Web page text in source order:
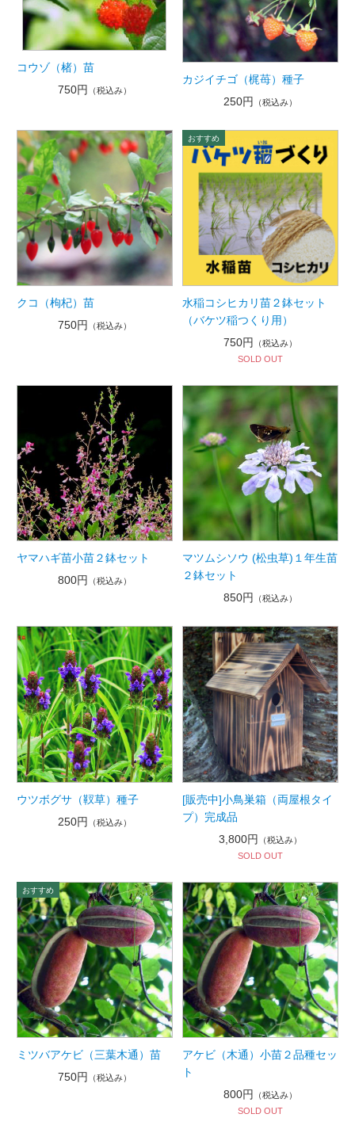
コウゾ（楮）苗
750円
（税込み）
カジイチゴ（梶苺）種子
250円
（税込み）
クコ（枸杞）苗
750円
（税込み）
水稲コシヒカリ苗２鉢セット
（バケツ稲つくり用）
750円
（税込み）
SOLD OUT
ヤマハギ苗小苗２鉢セット
800円
（税込み）
マツムシソウ (松虫草)１年生苗
２鉢セット
850円
（税込み）
ウツボグサ（靫草）種子
250円
（税込み）
[販売中]小鳥巣箱（両屋根タイ
プ）完成品
3,800円
（税込み）
SOLD OUT
ミツバアケビ（三葉木通）苗
750円
（税込み）
アケビ（木通）小苗２品種セッ
ト
800円
（税込み）
SOLD OUT